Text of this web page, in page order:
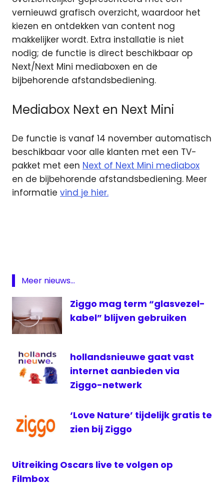
vernieuwd grafisch overzicht, waardoor het
kiezen en ontdekken van content nog
makkelijker wordt. Extra installatie is niet
nodig; de functie is direct beschikbaar op
Next/Next Mini mediaboxen en de
bijbehorende afstandsbediening.
Mediabox Next en Next Mini
De functie is vanaf 14 november automatisch
beschikbaar voor alle klanten met een TV-
pakket met een Next of Next Mini mediabox
en de bijbehorende afstandsbediening. Meer
informatie vind je hier.
Meer nieuws...
Ziggo mag term “glasvezel-
kabel” blijven gebruiken
hollandsnieuwe gaat vast
internet aanbieden via
Ziggo-netwerk
‘Love Nature’ tijdelijk gratis te
zien bij Ziggo
Uitreiking Oscars live te volgen op
Filmbox